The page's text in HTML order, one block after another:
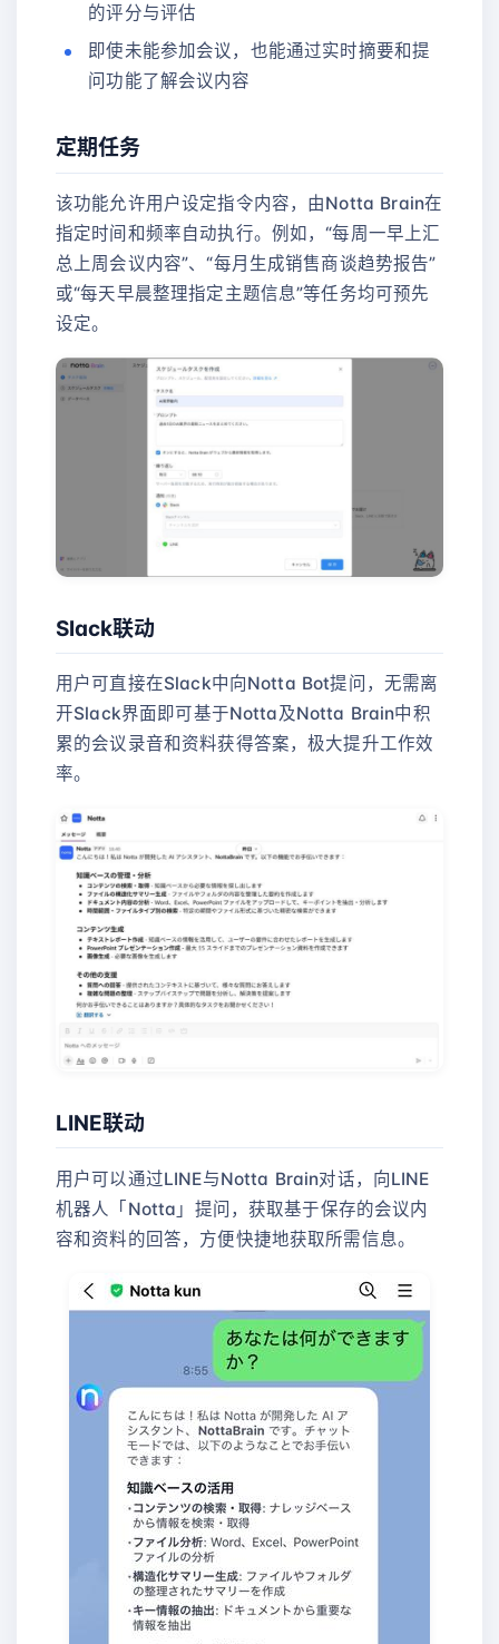
的评分与评估
即使未能参加会议，也能通过实时摘要和提
问功能了解会议内容
定期任务
该功能允许用户设定指令内容，由Notta Brain在
指定时间和频率自动执行。例如，“每周一早上汇
总上周会议内容”、“每月生成销售商谈趋势报告”
或“每天早晨整理指定主题信息”等任务均可预先
设定。
Slack联动
用户可直接在Slack中向Notta Bot提问，无需离
开Slack界面即可基于Notta及Notta Brain中积
累的会议录音和资料获得答案，极大提升工作效
率。
LINE联动
用户可以通过LINE与Notta Brain对话，向LINE
机器人「Notta」提问，获取基于保存的会议内
容和资料的回答，方便快捷地获取所需信息。